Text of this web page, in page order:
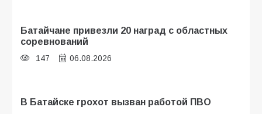
Батайчане привезли 20 наград с областных
соревнований
147 06.08.2026
В Батайске грохот вызван работой ПВО